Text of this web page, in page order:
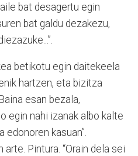
bat desagertu egin
bat galdu dezakezu,
betikotu egin daitekeela
hartzen, eta bizitza
esan bezala,
egin nahi izanak albo kalte
edonoren kasuan”.
Pintura. “Orain dela sei